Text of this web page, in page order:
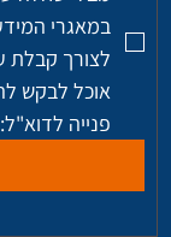
פנייה לדוא"ל: